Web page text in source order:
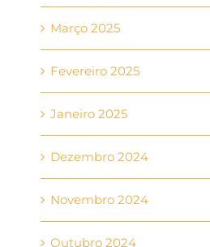
Março 2025
Fevereiro 2025
Janeiro 2025
Dezembro 2024
Novembro 2024
Outubro 2024